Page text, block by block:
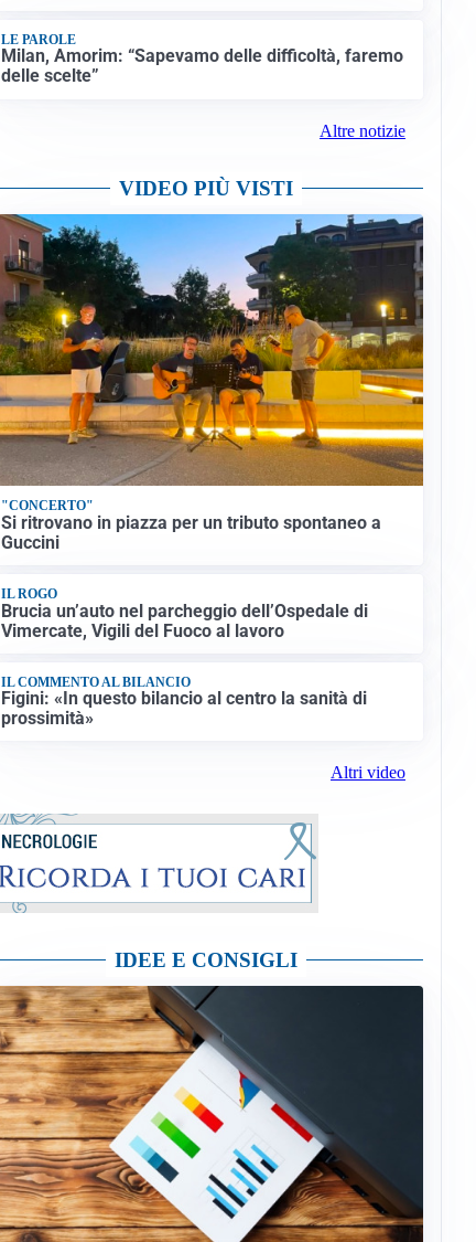
LE PAROLE
Milan, Amorim: “Sapevamo delle difficoltà, faremo
delle scelte”
Altre notizie
VIDEO PIÙ VISTI
"CONCERTO"
Si ritrovano in piazza per un tributo spontaneo a
Guccini
IL ROGO
Brucia un’auto nel parcheggio dell’Ospedale di
Vimercate, Vigili del Fuoco al lavoro
IL COMMENTO AL BILANCIO
Figini: «In questo bilancio al centro la sanità di
prossimità»
Altri video
IDEE E CONSIGLI